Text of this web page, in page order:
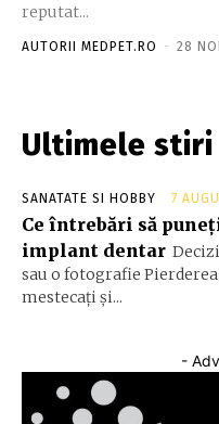
reputat...
AUTORII MEDPET.RO - 28
Ultimele stiri
SANATATE SI HOBBY 7
Ce întrebări să
implant dentar
sau o fotografie
mestecați și...
-